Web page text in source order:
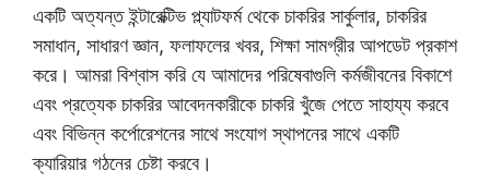
একটি অত্যন্ত ইন্টারেক্টিভ প্ল্যাটফর্ম থেকে চাকরির সার্কুলার, চাকরির
সমাধান, সাধারণ জ্ঞান, ফলাফলের খবর, শিক্ষা সামগ্রীর আপডেট প্রকাশ
করে। আমরা বিশ্বাস করি যে আমাদের পরিষেবাগুলি কর্মজীবনের বিকাশে
এবং প্রত্যেক চাকরির আবেদনকারীকে চাকরি খুঁজে পেতে সাহায্য করবে
এবং বিভিন্ন কর্পোরেশনের সাথে সংযোগ স্থাপনের সাথে একটি
ক্যারিয়ার গঠনের চেষ্টা করবে।